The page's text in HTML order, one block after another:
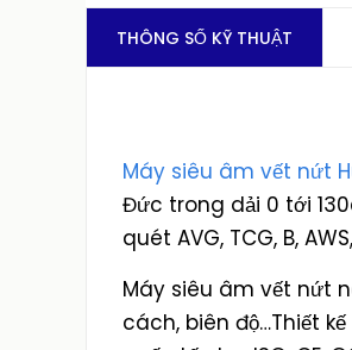
THÔNG SỐ KỸ THUẬT
Máy siêu âm vết nứt
Đức trong dải 0 tới
quét AVG, TCG, B,
Máy siêu âm vết nứt
cách, biên độ…Thiết